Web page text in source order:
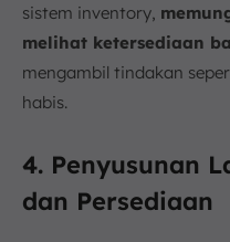
sistem inventory,
melihat ketersediaan
mengambil tindakan
habis.
4. Penyusunan
dan Persediaan